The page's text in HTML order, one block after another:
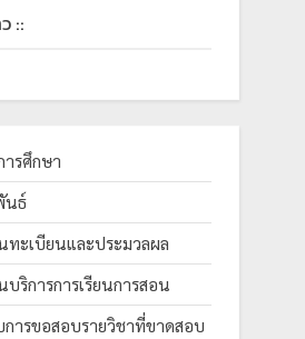
::
ารศึกษา
นธ์
ทะเบียนและประมวลผล
บริการการเรียนการสอน
การขอสอบรายวิชาที่ขาดสอบ